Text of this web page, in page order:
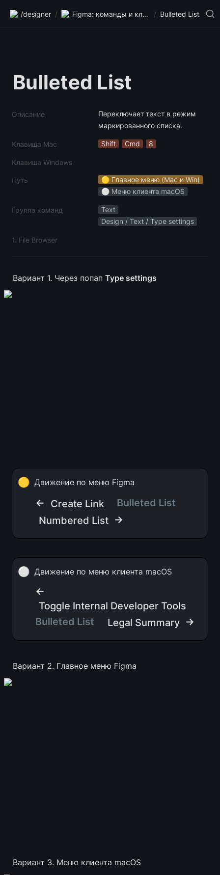
/designer / Figma: команды и клавиши / Bulleted List
Bulleted List
Описание
Переключает текст в режим
маркированного списка.
Клавиша Mac Shift Cmd 8
Клавиша Windows
Путь
🟡 Главное меню (Mac и Win)
⚪️ Меню клиента macOS
Группа команд
Text
Design / Text / Type settings
1. File Browser
Вариант 1. Через попап Type settings
🟡 Движение по меню Figma
← Create Link
Bulleted List
Numbered List →
⚪ Движение по меню клиента macOS
←
Toggle Internal Developer Tools
Bulleted List
Legal Summary →
Вариант 2. Главное меню Figma
Вариант 3. Меню клиента macOS